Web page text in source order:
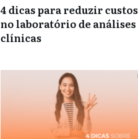
4 dicas para reduzir custos
no laboratório de análises
clínicas